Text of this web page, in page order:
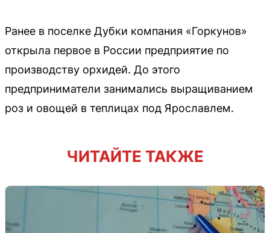
Ранее в поселке Дубки компания «Горкунов»
открыла первое в России предприятие по
производству орхидей. До этого
предприниматели занимались выращиванием
роз и овощей в теплицах под Ярославлем.
ЧИТАЙТЕ ТАКЖЕ